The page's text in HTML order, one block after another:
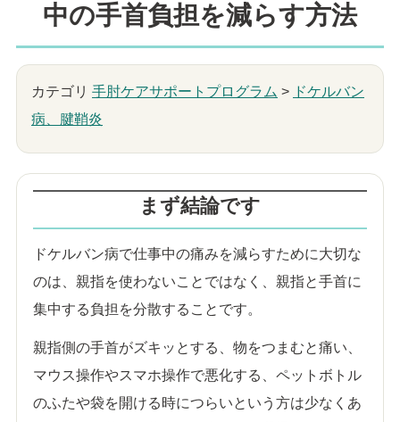
中の手首負担を減らす方法
カテゴリ 手肘ケアサポートプログラム > ドケルバン
病、腱鞘炎
まず結論です
ドケルバン病で仕事中の痛みを減らすために大切な
のは、親指を使わないことではなく、親指と手首に
集中する負担を分散することです。
親指側の手首がズキッとする、物をつまむと痛い、
マウス操作やスマホ操作で悪化する、ペットボトル
のふたや袋を開ける時につらいという方は少なくあ